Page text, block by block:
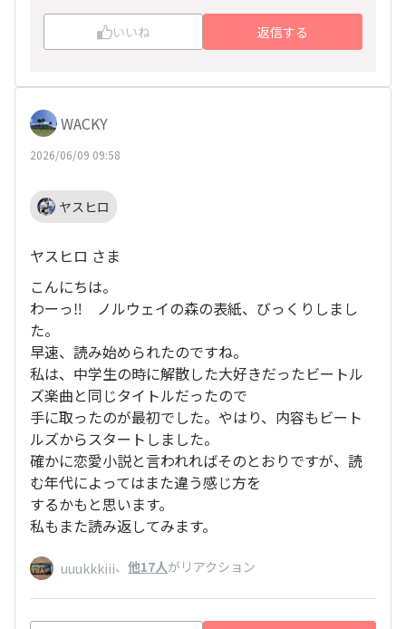
いいね 返信する
WACKY
2026/06/09 09:58
ヤスヒロ
ヤスヒロ さま
こんにちは。
わーっ‼ ノルウェイの森の表紙、びっくりしまし
た。
早速、読み始められたのですね。
私は、中学生の時に解散した大好きだったビートル
ズ楽曲と同じタイトルだったので
手に取ったのが最初でした。やはり、内容もビート
ルズからスタートしました。
確かに恋愛小説と言われればそのとおりですが、読
む年代によってはまた違う感じ方を
するかもと思います。
私もまた読み返してみます。
uuukkkiii、 他17人がリアクション